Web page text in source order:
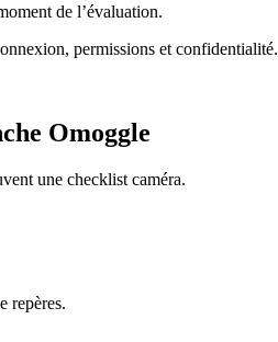
de l’évaluation.
permissions et confidentialité.
Omoggle
une checklist caméra.
repères.